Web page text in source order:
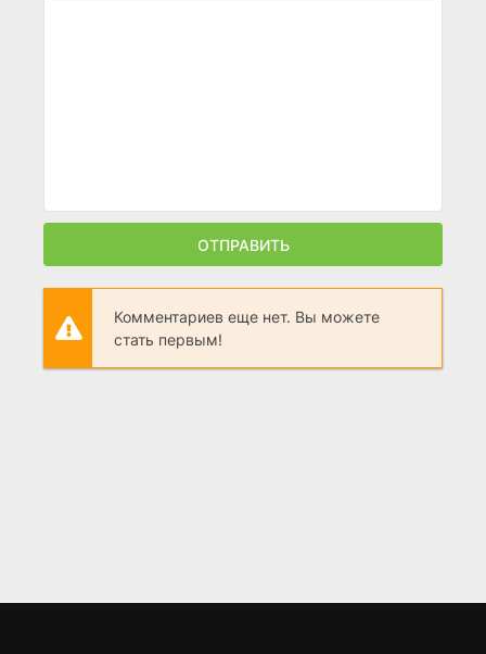
ОТПРАВИТЬ
Комментариев еще нет. Вы можете
стать первым!